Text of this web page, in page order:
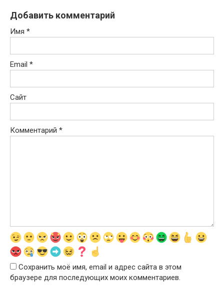
Добавить комментарий
Имя *
Email *
Сайт
Комментарий *
Сохранить моё имя, email и адрес сайта в этом
браузере для последующих моих комментариев.